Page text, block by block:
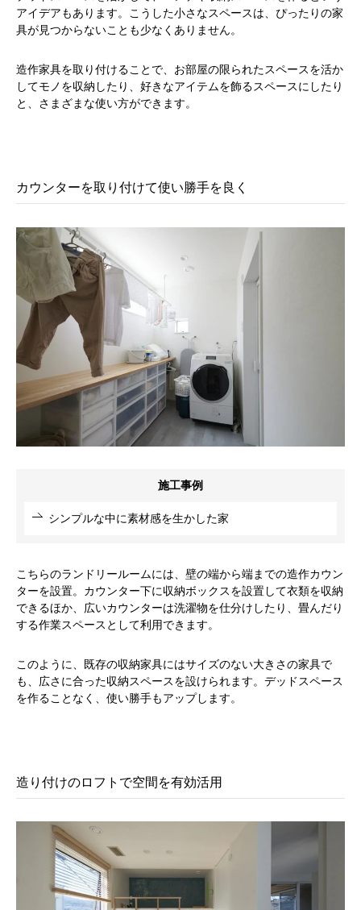
アイデアもあります。こうした小さなスペースは、ぴったりの家
具が見つからないことも少なくありません。
造作家具を取り付けることで、お部屋の限られたスペースを活か
してモノを収納したり、好きなアイテムを飾るスペースにしたり
と、さまざまな使い方ができます。
カウンターを取り付けて使い勝手を良く
施工事例
シンプルな中に素材感を生かした家
こちらのランドリールームには、壁の端から端までの造作カウン
ターを設置。カウンター下に収納ボックスを設置して衣類を収納
できるほか、広いカウンターは洗濯物を仕分けしたり、畳んだり
する作業スペースとして利用できます。
このように、既存の収納家具にはサイズのない大きさの家具で
も、広さに合った収納スペースを設けられます。デッドスペース
を作ることなく、使い勝手もアップします。
造り付けのロフトで空間を有効活用